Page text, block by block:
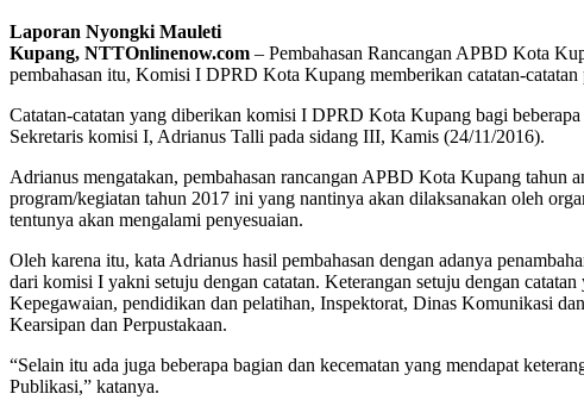
Laporan Nyongki Mauleti
Kupang, NTTOnlinenow.com – Pembahasan Rancangan APBD Kota
pembahasan itu, Komisi I DPRD Kota Kupang memberikan catatan-
Catatan-catatan yang diberikan komisi I DPRD Kota Kupang bagi
Sekretaris komisi I, Adrianus Talli pada sidang III, Kamis (24/11/2016).
Adrianus mengatakan, pembahasan rancangan APBD Kota Kupang tahun
program/kegiatan tahun 2017 ini yang nantinya akan dilaksanakan oleh
tentunya akan mengalami penyesuaian.
Oleh karena itu, kata Adrianus hasil pembahasan dengan adanya
dari komisi I yakni setuju dengan catatan. Keterangan setuju dengan
Kepegawaian, pendidikan dan pelatihan, Inspektorat, Dinas Komunikasi
Kearsipan dan Perpustakaan.
“Selain itu ada juga beberapa bagian dan kecematan yang mendapat
Publikasi,” katanya.